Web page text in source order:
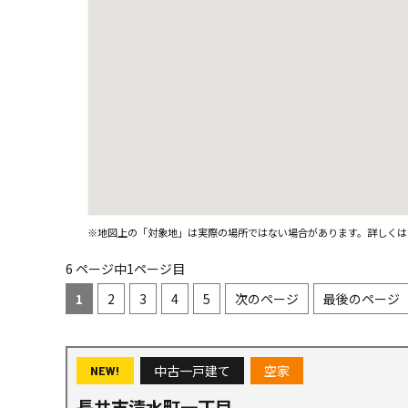
※地図上の「対象地」は実際の場所ではない場合があります。詳しくは
6 ページ中1ページ目
1
2 3 4 5 次のページ 最後のページ
NEW! 中古一戸建て 空家